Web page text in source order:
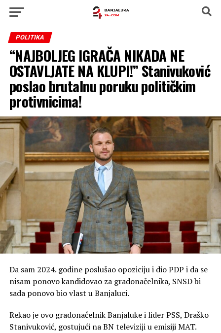
POLITIKA
“NAJBOLJEG IGRAČA NIKADA NE
OSTAVLJATE NA KLUPI!” Stanivuković
poslao brutalnu poruku političkim
protivnicima!
Da sam 2024. godine poslušao opoziciju i dio PDP i da se
nisam ponovo kandidovao za gradonačelnika, SNSD bi
sada ponovo bio vlast u Banjaluci.
Rekao je ovo gradonačelnik Banjaluke i lider PSS, Draško
Stanivuković, gostujući na BN televiziji u emisiji MAT.